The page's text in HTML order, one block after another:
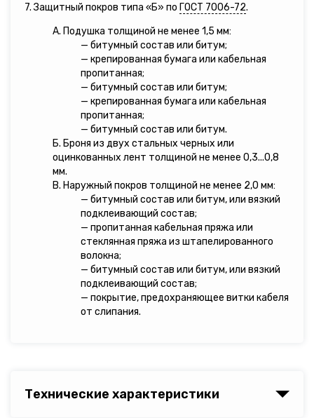
7. Защитный покров типа «Б» по ГОСТ 7006-72.
А. Подушка толщиной не менее 1,5 мм:
— битумный состав или битум;
— крепированная бумага или кабельная
пропитанная;
— битумный состав или битум;
— крепированная бумага или кабельная
пропитанная;
— битумный состав или битум.
Б. Броня из двух стальных черных или
оцинкованных лент толщиной не менее 0,3...0,8
мм.
В. Наружный покров толщиной не менее 2,0 мм:
— битумный состав или битум, или вязкий
подклеивающий состав;
— пропитанная кабельная пряжа или
стеклянная пряжа из штапелированного
волокна;
— битумный состав или битум, или вязкий
подклеивающий состав;
— покрытие, предохраняющее витки кабеля
от слипания.
Технические характеристики